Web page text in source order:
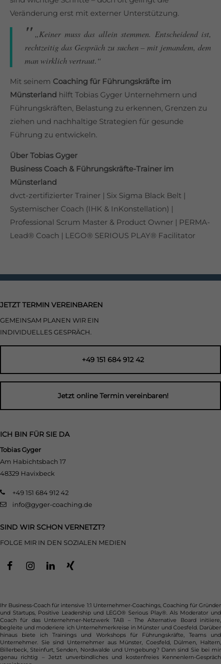
Lorem ipsum dolor sit amet, consectetuer adipiscing elit.
sociis natoque penatibus et magnis dis parturient montes,
nascetur ridiculus mus. Donec quam felis, ultricies nec.
Veränderung erst mit externer Unterstützung.
„Keiner muss das allein stemmen. Entscheidend ist,
rechtzeitig das Gespräch zu suchen – mit jemandem, dem
man wirklich vertraut.“
Mit seinem Coaching für Führungskräfte im
Münsterland hilft Tobias Gyger Unternehmern und
Führungskräften, Belastung zu erkennen, Grenzen zu
ziehen und nachhaltige Strategien für gesunde
Führung zu entwickeln.
Über Tobias Gyger
Business Coach & Führungskräfte-Trainer im
Münsterland
dvct-zertifizierter Trainer | Six Sigma Black Belt |
Systemischer Coach (IHK & InKonstellation) |
Professional Scrum Master & Product Owner | PERMA-
Lead® Coach | LEGO® SERIOUS PLAY® Facilitator
JETZT TERMIN VEREINBAREN
GEMEINSAM PLANEN WIR EIN
INDIVIDUELLES GESPRÄCH.
+49 151 684 912 42
Jetzt online Termin vereinbaren!
ICH BIN FÜR SIE DA
Tobias Gyger
Am Habichtsbach 17
48329 Havixbeck
+49 151 684 912 42
info@gyger-coaching.de
SIND WIR SCHON VERNETZT?
FOLGE MIR IN DEN SOZIALEN MEDIEN
Ihr Business-Coach für intensive 1:1 Unternehmer-Coachings, Coaching für Gründer
und Startups, Positive Leadership und LEGO® Serious Play®. Als Moderator und
Coach für das Unternehmer-Netzwerk TAB – The Alternative Board initiiere,
begleite und moderiere ich Unternehmerkreise in Münster und Coesfeld. Darüber
hinaus biete ich Trainings und Workshops für Führungskräfte, Teams und
Unternehmer. Sie sind Unternehmer aus Münster, Coesfeld, Dülmen, Haltern,
Billerbeck, Steinfurt, Senden, Nordwalde und Umgebung? Dann sind Sie bei mir
genau richtig – Jetzt unverbindliches und kostenfreies Kennenlern-Gespräch